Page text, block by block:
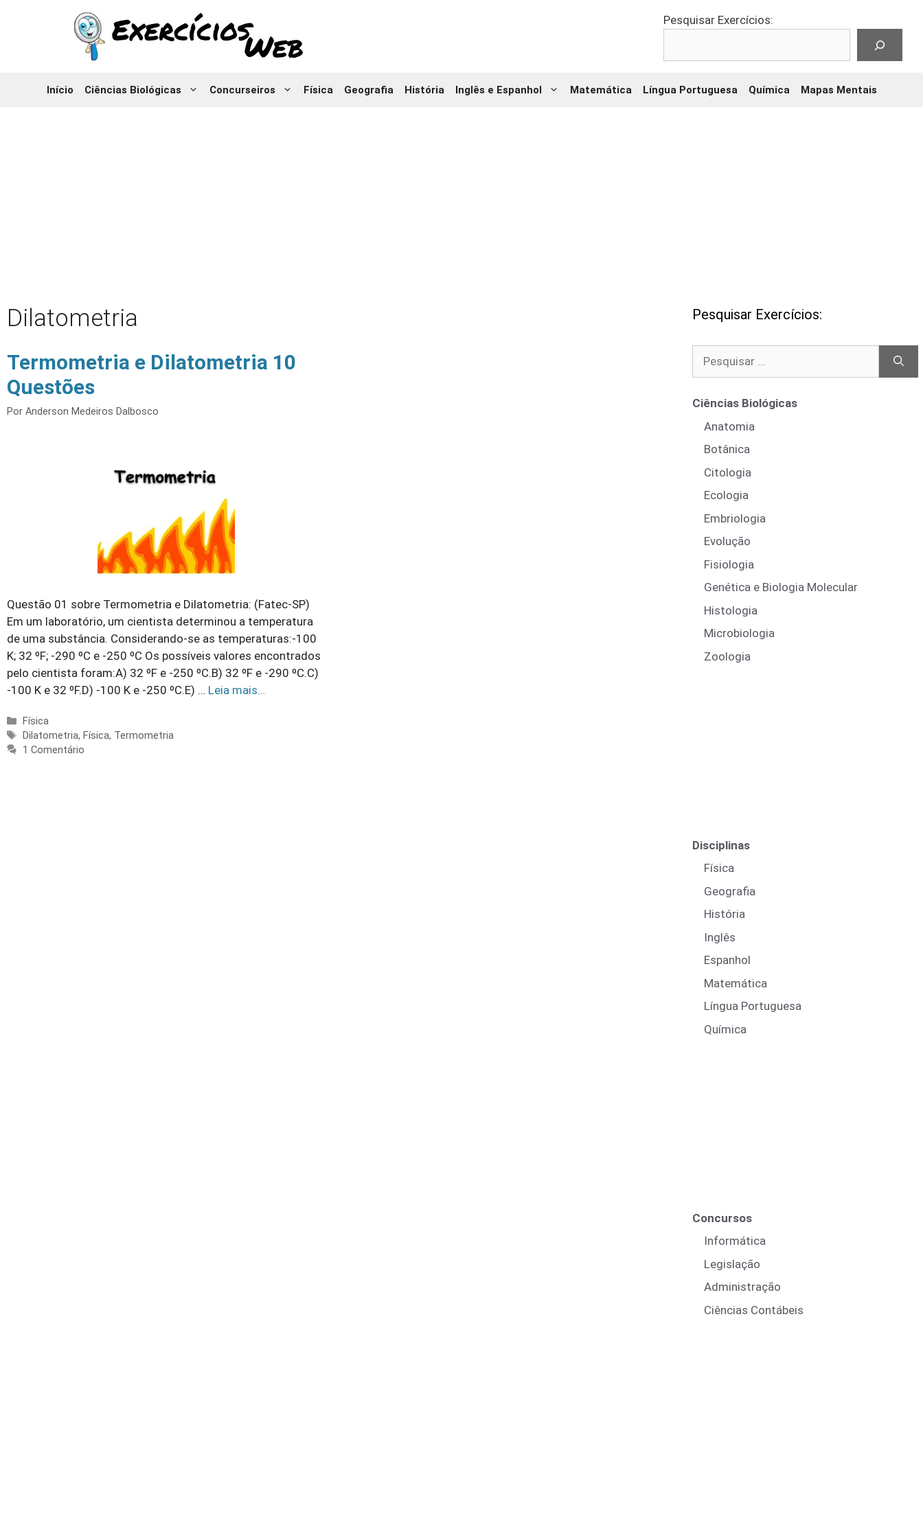
Pesquisar Exercícios:
Início Ciências Biológicas Concurseiros Física Geografia História Inglês e Espanhol Matemática Língua Portuguesa Química Mapas Mentais
Dilatometria
Termometria e Dilatometria 10
Questões
Por Anderson Medeiros Dalbosco
Questão 01 sobre Termometria e Dilatometria: (Fatec-SP)
Em um laboratório, um cientista determinou a temperatura
de uma substância. Considerando-se as temperaturas:-100
K; 32 ºF; -290 ºC e -250 ºC Os possíveis valores encontrados
pelo cientista foram:A) 32 ºF e -250 ºC.B) 32 ºF e -290 ºC.C)
-100 K e 32 ºF.D) -100 K e -250 ºC.E) … Leia mais…
Categorias
Física
Tags
Dilatometria, Física, Termometria
1 Comentário
Pesquisar Exercícios:
Ciências Biológicas
Anatomia
Botânica
Citologia
Ecologia
Embriologia
Evolução
Fisiologia
Genética e Biologia Molecular
Histologia
Microbiologia
Zoologia
Disciplinas
Física
Geografia
História
Inglês
Espanhol
Matemática
Língua Portuguesa
Química
Concursos
Informática
Legislação
Administração
Ciências Contábeis